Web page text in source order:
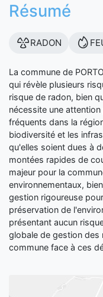
Résumé
RADON
La commune de
qui révèle plusieurs
risque de radon, bien
nécessite une
fréquents dans la
biodiversité et les
qu'elles soient dues à
montées rapides de
majeur pour la
environnementaux,
gestion rigoureuse
préservation de
présentant aucun
globale de gestion des
commune face à ces